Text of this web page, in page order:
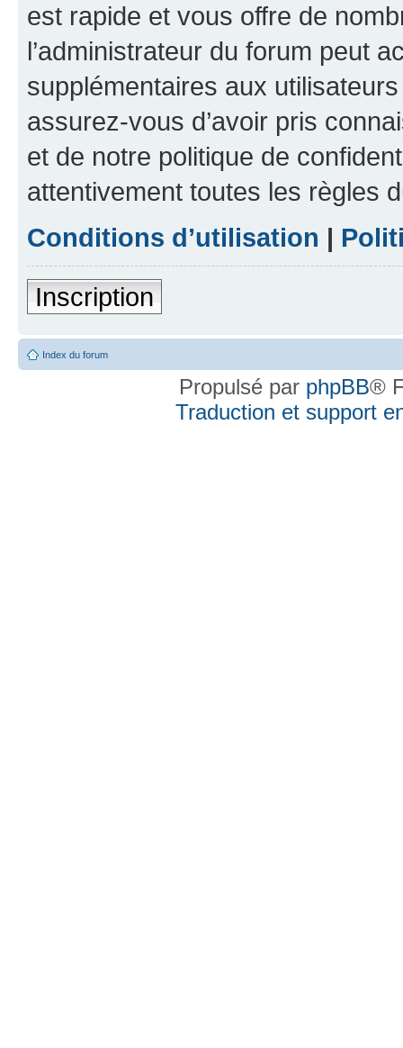
est rapide et vous offre de
l’administrateur du forum peut
supplémentaires aux
assurez-vous d’avoir pris
et de notre politique de
attentivement toutes les règles
Conditions d’utilisation |
Inscription
Index du forum
Propulsé par phpBB®
Traduction et support